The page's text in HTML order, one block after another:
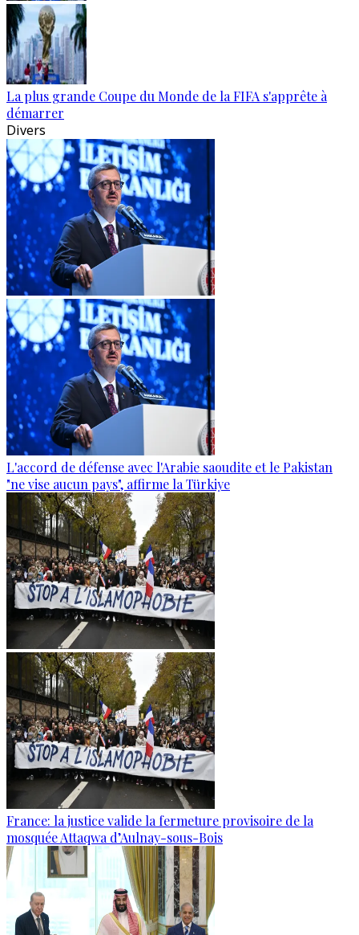
La plus grande Coupe du Monde de la FIFA s'apprête à
démarrer
Divers
L'accord de défense avec l'Arabie saoudite et le Pakistan
"ne vise aucun pays", affirme la Türkiye
France: la justice valide la fermeture provisoire de la
mosquée Attaqwa d’Aulnay-sous-Bois